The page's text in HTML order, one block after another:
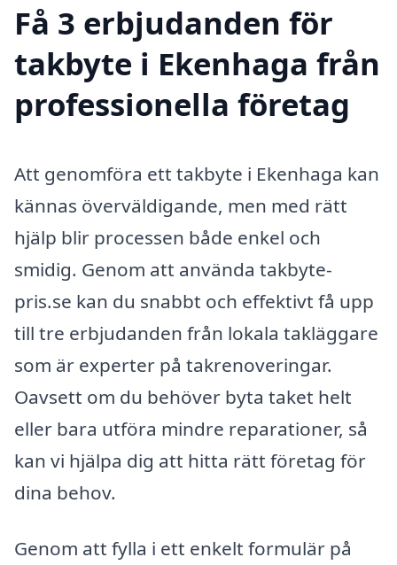
Få 3 erbjudanden för
takbyte i Ekenhaga från
professionella företag
Att genomföra ett takbyte i Ekenhaga kan
kännas överväldigande, men med rätt
hjälp blir processen både enkel och
smidig. Genom att använda takbyte-
pris.se kan du snabbt och effektivt få upp
till tre erbjudanden från lokala takläggare
som är experter på takrenoveringar.
Oavsett om du behöver byta taket helt
eller bara utföra mindre reparationer, så
kan vi hjälpa dig att hitta rätt företag för
dina behov.
Genom att fylla i ett enkelt formulär på